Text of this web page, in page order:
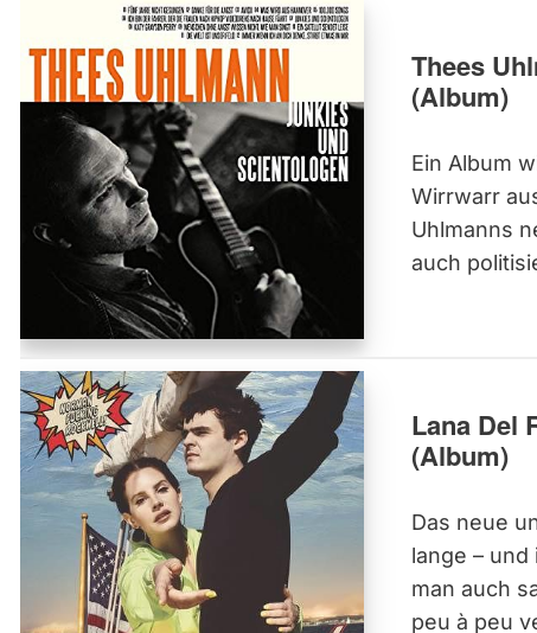
Thees
(Album)
Ein Album
Wirrwarr
Uhlmanns
auch
Lana Del
(Album)
Das neue
lange –
man auch
peu à peu